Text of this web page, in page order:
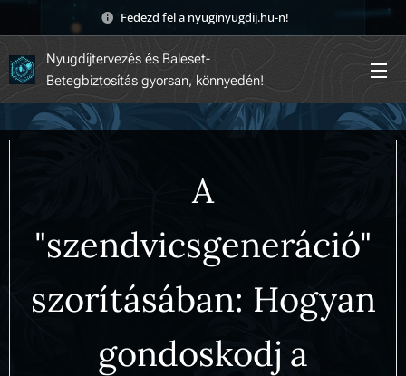
Fedezd fel a nyuginyugdij.hu-n! 🚀
Nyugdíjtervezés és Baleset-
Betegbiztosítás gyorsan, könnyedén!
A
"szendvicsgeneráció"
szorításában: Hogyan
gondoskodj a